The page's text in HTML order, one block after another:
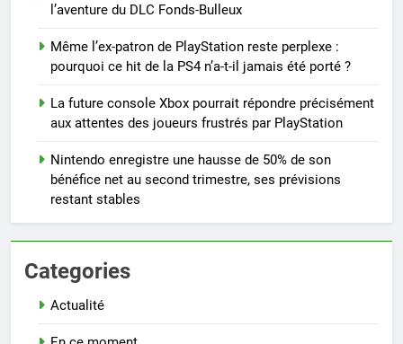
l’aventure du DLC Fonds-Bulleux
Même l’ex-patron de PlayStation reste perplexe :
pourquoi ce hit de la PS4 n’a-t-il jamais été porté ?
La future console Xbox pourrait répondre précisément
aux attentes des joueurs frustrés par PlayStation
Nintendo enregistre une hausse de 50% de son
bénéfice net au second trimestre, ses prévisions
restant stables
Categories
Actualité